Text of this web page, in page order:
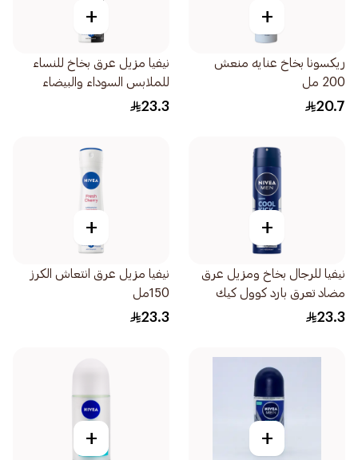
+
ريكسونا بخاخ عنايه منعش
200 مل
20.7
+
نيفيا مزيل عرق بخاخ للنساء
للملابس السوداء والبيضاء
150مل
23.3
+
نيفيا للرجال بخاخ ومزيل عرق
مضاد تعرق بارد كوول كيك
المنعش 150مل
23.3
+
نيفيا مزيل عرق انتعاش الكرز
150مل
23.3
+
+